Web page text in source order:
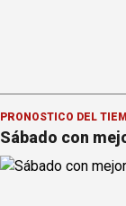
PRONOSTICO DEL
Sábado con